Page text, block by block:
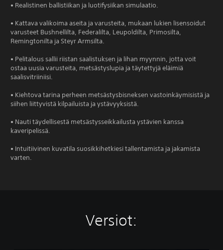
• Realistinen ballistiikan ja luotifysiikan simulaatio.
• Kattava valikoima aseita ja varusteita, mukaan lukien lisensoidut
varusteet Bushnellilta, Federalilta, Leupoldilta, Primosilta,
Remingtonilta ja Steyr Armsilta.
• Pelitalous sallii riistan saalistuksen ja lihan myynnin, jotta voit
ostaa uusia varusteita, metsästyslupia ja täytettyjä eläimiä
saalisvitriiniisi.
• Kiehtova tarina perheen metsästysbisneksen vastoinkäymisistä ja
siihen liittyvistä kilpailuista ja ystävyyksistä.
• Nauti täydellisestä metsästysseikkailusta ystävien kanssa
kaveripelissä.
• Intuitiivinen kuvatila suosikkihetkiesi tallentamista ja jakamista
varten.
Versiot: